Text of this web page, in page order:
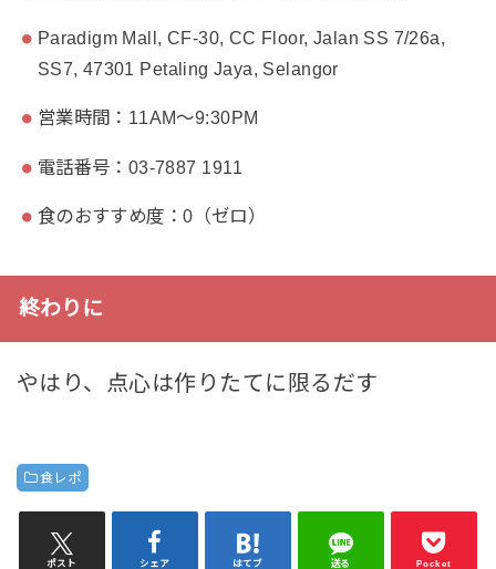
Paradigm Mall, CF-30, CC Floor, Jalan SS 7/26a,
SS7, 47301 Petaling Jaya, Selangor
営業時間：11AM〜9:30PM
電話番号：03-7887 1911
食のおすすめ度：0（ゼロ）
終わりに
やはり、点心は作りたてに限るだす
食レポ
ポスト シェア はてブ 送る Pocket